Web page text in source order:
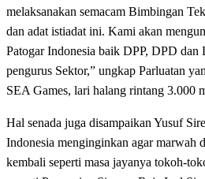
melaksanakan semacam Bimbingan
dan adat istiadat ini. Kami akan
Patogar Indonesia baik DPP, DPD dan
pengurus Sektor,” ungkap Parluatan
SEA Games, lari halang rintang 3.000
Hal senada juga disampaikan Yusuf
Indonesia menginginkan agar marwah
kembali seperti masa jayanya tokoh-